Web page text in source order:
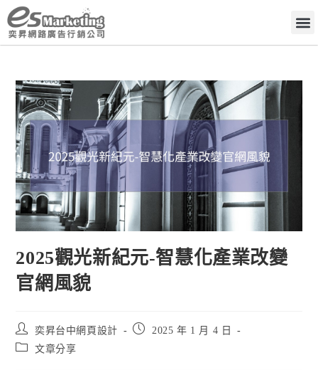
2025觀光新紀元-智慧化產業改變
官網風貌
奕昇台中網頁設計
2025 年 1 月 4 日
文章分享